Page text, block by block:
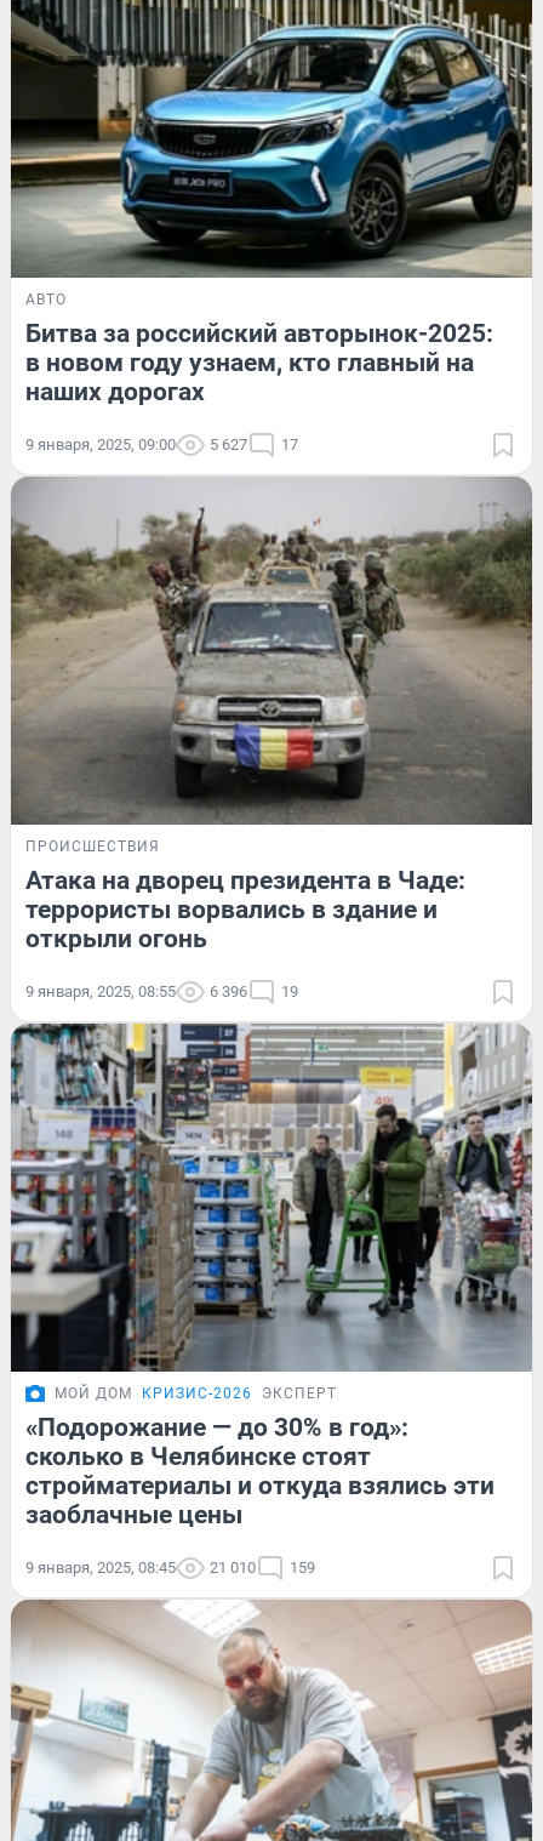
АВТО
Битва за российский авторынок-2025:
в новом году узнаем, кто главный на
наших дорогах
9 января, 2025, 09:00 5 627 17
ПРОИСШЕСТВИЯ
Атака на дворец президента в Чаде:
террористы ворвались в здание и
открыли огонь
9 января, 2025, 08:55 6 396 19
МОЙ ДОМ КРИЗИС-2026 ЭКСПЕРТ
«Подорожание — до 30% в год»:
сколько в Челябинске стоят
стройматериалы и откуда взялись эти
заоблачные цены
9 января, 2025, 08:45 21 010 159